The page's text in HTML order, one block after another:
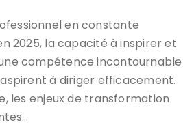
en constante
2025, la capacité à inspirer et
compétence incontournable
à diriger efficacement.
les enjeux de transformation